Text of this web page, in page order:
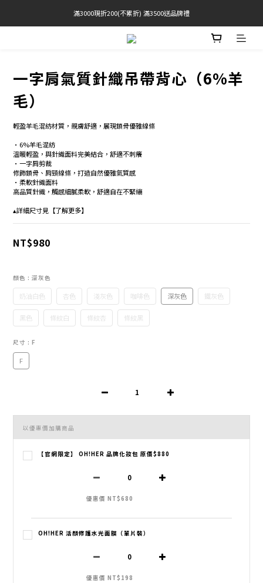
官網限定! 滿千免運(僅限台灣本島)
滿3000現折200(不累折) 滿3500送品牌禮
BRATOP專區買三送一 | 指定專區買一送一
一字肩氣質針織吊帶背心（6%羊
毛）
輕盈羊毛混紡材質，親膚舒適，展現鎖骨優雅線條
•6%羊毛混紡
溫暖輕盈，與針織面料完美結合，舒適不刺癢
•一字肩剪裁
修飾鎖骨、肩頸線條，打造自然優雅氣質感
•柔軟針織面料
高品質針織，觸感細膩柔軟，舒適自在不緊繃
▴詳細尺寸見【了解更多】
NT$980
顏色 : 深灰色
奶油白色 杏色 淺灰色 咖啡色 深灰色 鐵灰色
黑色 條紋白 條紋杏 條紋黑
尺寸 : F
F
以優惠價加購商品
【官網限定】 OH!HER 品牌化妝包 原價$880
優惠價 NT$680
OH!HER 活顏修護水光面膜（單片裝）
優惠價 NT$198